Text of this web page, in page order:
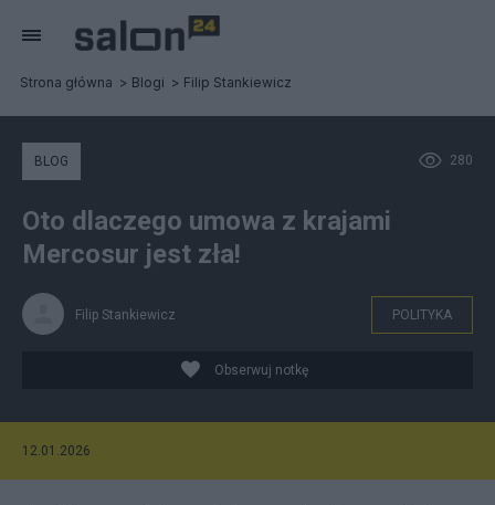
Strona główna Blogi Filip Stankiewicz
280
BLOG
Oto dlaczego umowa z krajami
Mercosur jest zła!
Filip Stankiewicz POLITYKA
Obserwuj notkę
12.01.2026